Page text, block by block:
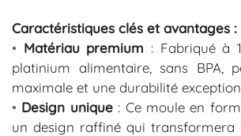
Caractéristiques clés et avantages :
• Matériau premium : Fabriqué à
platinium alimentaire, sans BPA,
maximale et une durabilité
• Design unique: Ce moule en
un design raffiné qui transformera